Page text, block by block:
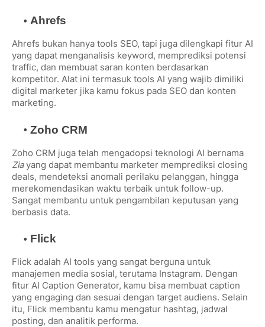
Ahrefs
Ahrefs bukan hanya tools SEO, tapi juga dilengkapi fitur AI
yang dapat menganalisis keyword, memprediksi potensi
traffic, dan membuat saran konten berdasarkan
kompetitor. Alat ini termasuk tools AI yang wajib dimiliki
digital marketer jika kamu fokus pada SEO dan konten
marketing.
Zoho CRM
Zoho CRM juga telah mengadopsi teknologi AI bernama
Ziayang dapat membantu marketer memprediksi closing
deals, mendeteksi anomali perilaku pelanggan, hingga
merekomendasikan waktu terbaik untuk follow-up.
Sangat membantu untuk pengambilan keputusan yang
berbasis data.
Flick
Flick adalah AI tools yang sangat berguna untuk
manajemen media sosial, terutama Instagram. Dengan
fitur AI Caption Generator, kamu bisa membuat caption
yang engaging dan sesuai dengan target audiens. Selain
itu, Flick membantu kamu mengatur hashtag, jadwal
posting, dan analitik performa.